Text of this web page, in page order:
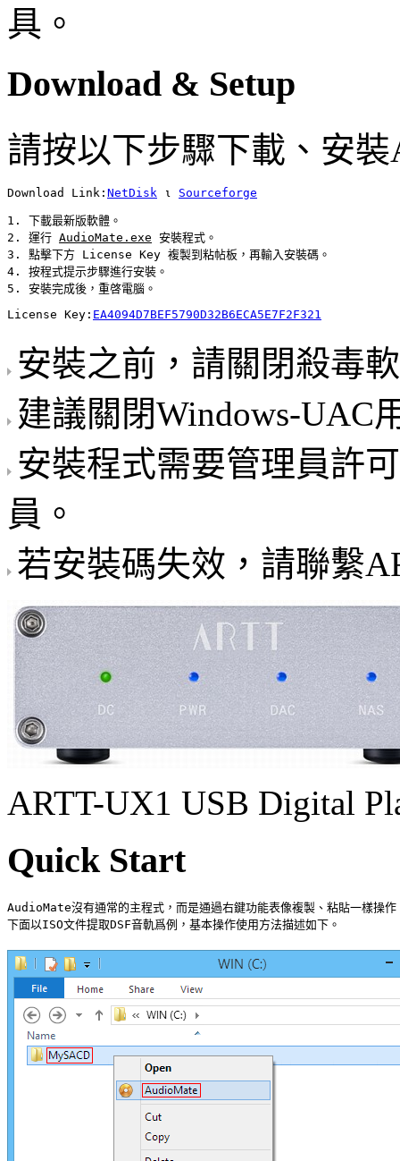
具。
Download & Setup
請按以下步驟下載、安裝
Download Link: NetDisk ι Sourceforge
1. 下載最新版軟體。
2. 運行 AudioMate.exe 安裝程式。
3. 點擊下方 License Key 複製到粘帖板，再輸入安裝碼。
4. 按程式提示步驟進行安裝。
License Key: EA4094D7BEF5790D32B6ECA5E7F2F321
安裝之前，請關閉殺毒
建議關閉Windows-UAC
安裝程式需要管理員許
員。
若安裝碼失效，請聯繫
ARTT-UX1 USB Digital
Quick Start
AudioMate沒有通常的主程式，而是通過右鍵功能表像複製、粘貼一樣操作